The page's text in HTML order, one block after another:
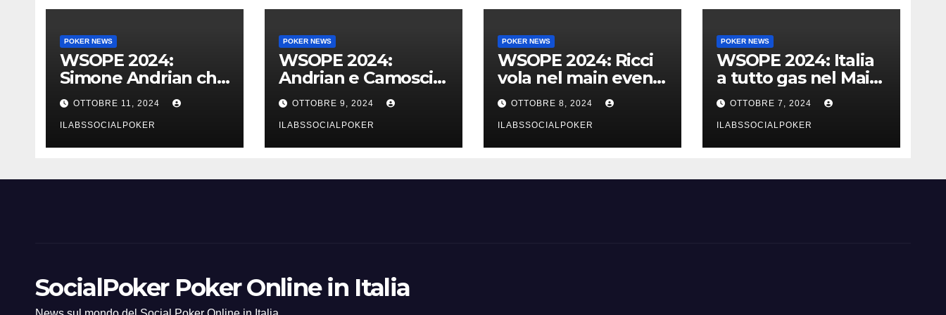
POKER NEWS
WSOPE 2024:
Simone Andrian che
trionfo nel main
event al King’s
OTTOBRE 11, 2024
ILABSSOCIALPOKER
POKER NEWS
WSOPE 2024:
Andrian e Camosci
al tavolo finale del
Main, vai Italia!!!
OTTOBRE 9, 2024
ILABSSOCIALPOKER
POKER NEWS
WSOPE 2024: Ricci
vola nel main event
e portiamo 5 azzurri
al day 4
OTTOBRE 8, 2024
ILABSSOCIALPOKER
POKER NEWS
WSOPE 2024: Italia
a tutto gas nel Main
Event con 23 azzurri
al day 3
OTTOBRE 7, 2024
ILABSSOCIALPOKER
SocialPoker Poker Online in Italia